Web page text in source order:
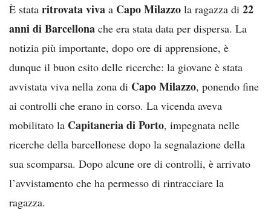
È stata ritrovata viva a Capo Milazzo la ragazza di 22
anni di Barcellona che era stata data per dispersa. La
notizia più importante, dopo ore di apprensione, è
dunque il buon esito delle ricerche: la giovane è stata
avvistata viva nella zona di Capo Milazzo, ponendo fine
ai controlli che erano in corso. La vicenda aveva
mobilitato la Capitaneria di Porto, impegnata nelle
ricerche della barcellonese dopo la segnalazione della
sua scomparsa. Dopo alcune ore di controlli, è arrivato
l’avvistamento che ha permesso di rintracciare la
ragazza.